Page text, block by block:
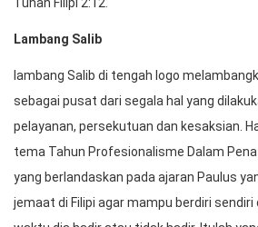
Lambang Salib
lambang Salib di tengah logo
sebagai pusat dari segala hal yang
pelayanan, persekutuan dan kesaksian.
tema Tahun Profesionalisme Dalam
yang berlandaskan pada ajaran Paulus
jemaat di Filipi agar mampu berdiri